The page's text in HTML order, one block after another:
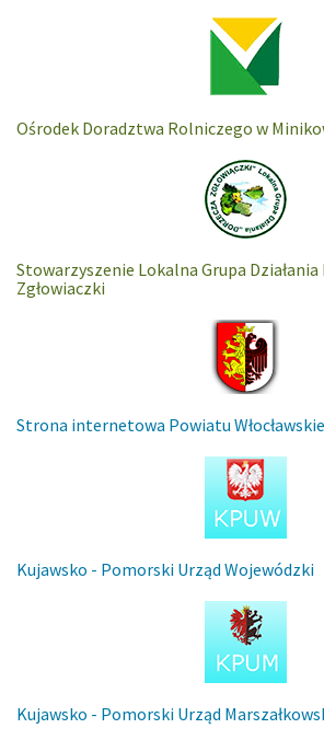
Ośrodek Doradztwa Rolniczego w
Stowarzyszenie Lokalna Grupa Działania
Zgłowiaczki
Strona internetowa Powiatu
Kujawsko - Pomorski Urząd Wojewódzki
Kujawsko - Pomorski Urząd